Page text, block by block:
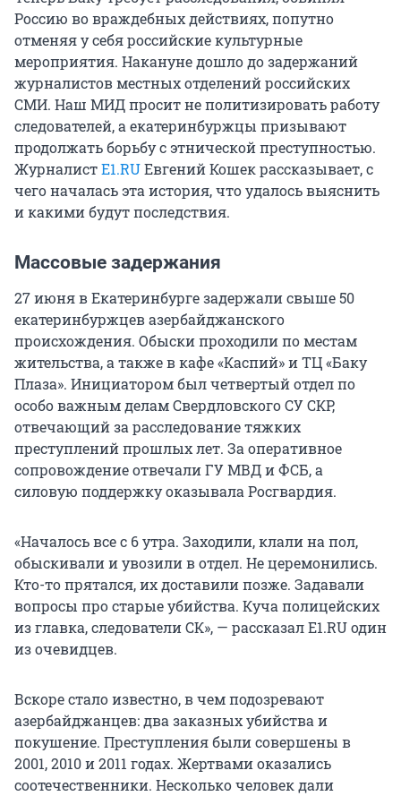
Россию во враждебных действиях, попутно
отменяя у себя российские культурные
мероприятия. Накануне дошло до задержаний
журналистов местных отделений российских
СМИ. Наш МИД просит не политизировать работу
следователей, а екатеринбуржцы призывают
продолжать борьбу с этнической преступностью.
ЖурналистЕ1.RUЕвгений Кошек рассказывает, с
чего началась эта история, что удалось выяснить
и какими будут последствия.
Массовые задержания
27 июня в Екатеринбурге задержали свыше 50
екатеринбуржцев азербайджанского
происхождения. Обыски проходили по местам
жительства, а также в кафе «Каспий» и ТЦ «Баку
Плаза». Инициатором был четвертый отдел по
особо важным делам Свердловского СУ СКР,
отвечающий за расследование тяжких
преступлений прошлых лет. За оперативное
сопровождение отвечали ГУ МВД и ФСБ, а
силовую поддержку оказывала Росгвардия.
«Началось все с 6 утра. Заходили, клали на пол,
обыскивали и увозили в отдел. Не церемонились.
Кто-то прятался, их доставили позже. Задавали
вопросы про старые убийства. Куча полицейских
из главка, следователи СК», — рассказал E1.RU один
из очевидцев.
Вскоре стало известно, в чем подозревают
азербайджанцев: два заказных убийства и
покушение. Преступления были совершены в
2001, 2010 и 2011 годах. Жертвами оказались
соотечественники. Несколько человек дали